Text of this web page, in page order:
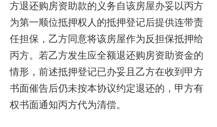
方退还购房资助款的义务自该房屋办妥以丙方
为第一顺位抵押权人的抵押登记后提供连带责
任担保，乙方同意将该房屋作为反担保抵押给
丙方。若乙方发生应全额退还购房资助资金的
情形，前述抵押登记已办妥且乙方在收到甲方
书面催告后仍未按本协议约定退还的，甲方有
权书面通知丙方代为清偿。